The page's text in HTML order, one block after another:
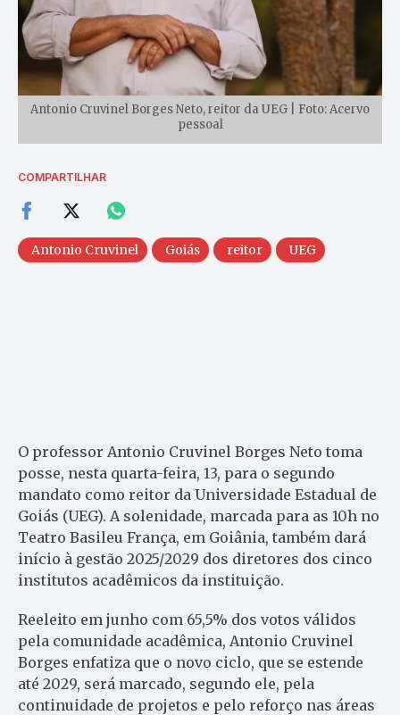
Antonio Cruvinel Borges Neto, reitor da UEG | Foto: Acervo
pessoal
COMPARTILHAR
Antonio Cruvinel Goiás reitor UEG
O professor Antonio Cruvinel Borges Neto toma
posse, nesta quarta-feira, 13, para o segundo
mandato como reitor da Universidade Estadual de
Goiás (UEG). A solenidade, marcada para as 10h no
Teatro Basileu França, em Goiânia, também dará
início à gestão 2025/2029 dos diretores dos cinco
institutos acadêmicos da instituição.
Reeleito em junho com 65,5% dos votos válidos
pela comunidade acadêmica, Antonio Cruvinel
Borges enfatiza que o novo ciclo, que se estende
até 2029, será marcado, segundo ele, pela
continuidade de projetos e pelo reforço nas áreas